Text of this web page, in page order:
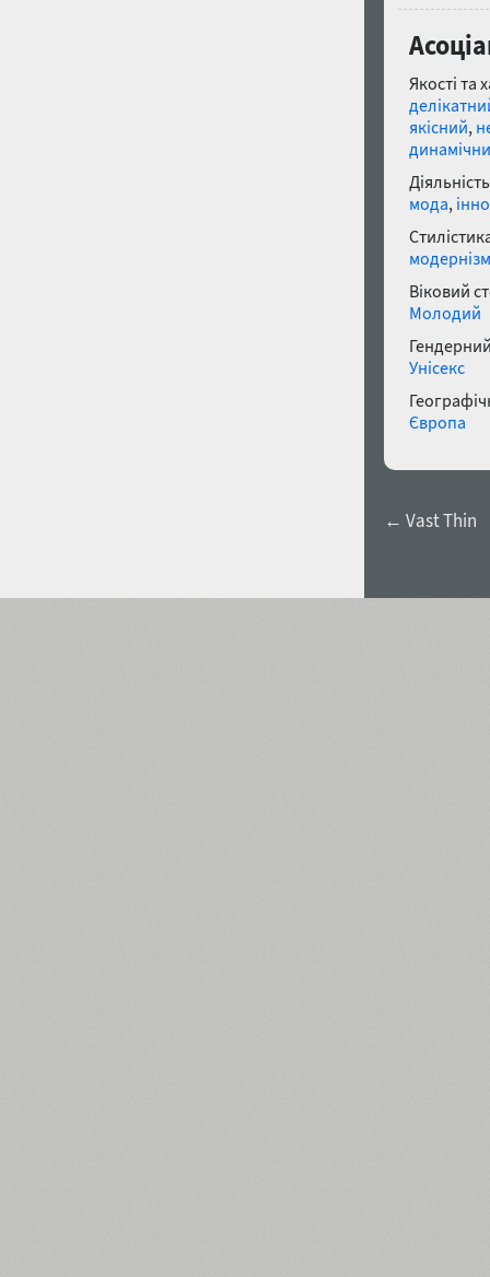
Якості та
якісний,
мода,
модернізм
Віковий
Молодий
Унісекс
Європа
← Vast Thin